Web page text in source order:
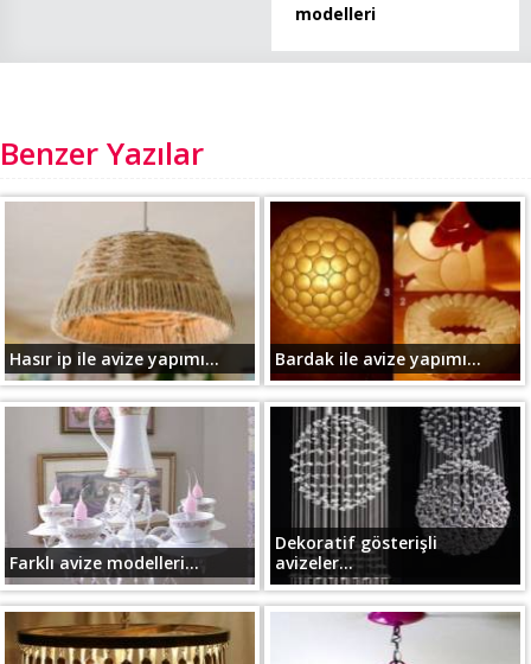
modelleri
Benzer Yazılar
Hasır ip ile avize yapımı... Bardak ile avize yapımı...
Farklı avize modelleri...
Dekoratif gösterişli
avizeler...